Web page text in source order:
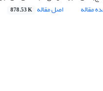
مقاله
اصل مقاله 878.53 K